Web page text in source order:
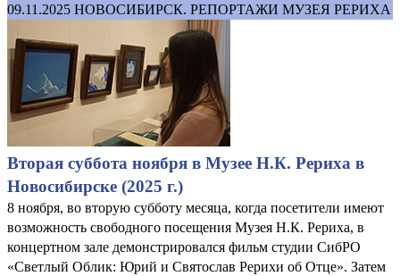
09.11.2025 НОВОСИБИРСК. РЕПОРТАЖИ МУЗЕЯ РЕРИХА
Вторая суббота ноября в Музее Н.К. Рериха в
Новосибирске (2025 г.)
8 ноября, во вторую субботу месяца, когда посетители имеют
возможность свободного посещения Музея Н.К. Рериха, в
концертном зале демонстрировался фильм студии СибРО
«Светлый Облик: Юрий и Святослав Рерихи об Отце». Затем